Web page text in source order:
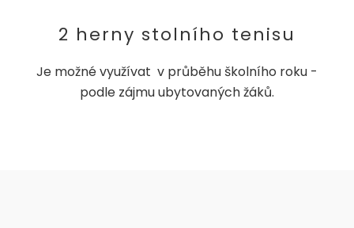
2 herny stolního tenisu
Je možné využívat v průběhu školního roku -
podle zájmu ubytovaných žáků.